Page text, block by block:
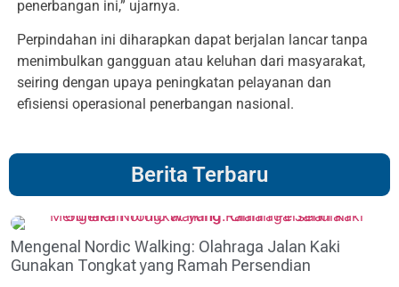
penerbangan ini,” ujarnya.
Perpindahan ini diharapkan dapat berjalan lancar tanpa
menimbulkan gangguan atau keluhan dari masyarakat,
seiring dengan upaya peningkatan pelayanan dan
efisiensi operasional penerbangan nasional.
Berita Terbaru
Mengenal Nordic Walking: Olahraga Jalan Kaki
Gunakan Tongkat yang Ramah Persendian